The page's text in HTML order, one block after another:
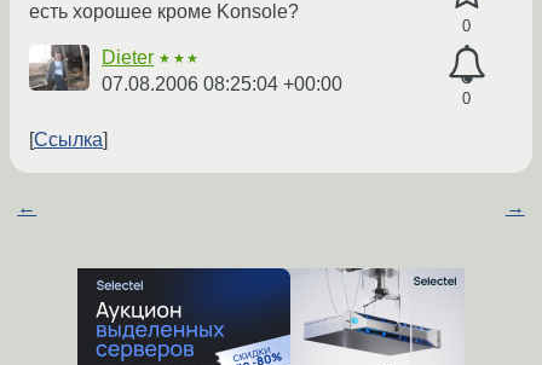
0
0
есть хорошее кроме Konsole?
Dieter ★★★
07.08.2006 08:25:04 +00:00
Ссылка
← →